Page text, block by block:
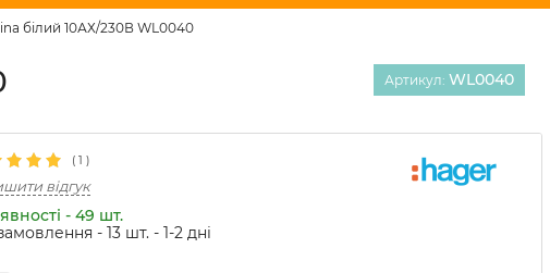
білий 10АХ/230В WL0040
Артикул: WL0040
( 1 )
відгук
- 49 шт.
- 13 шт. - 1-2 дні